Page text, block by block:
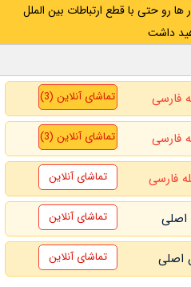
رو حتی با قطع ارتباطات بین الملل
داشت
فارسی تماشای آنلاین (3)
فارسی تماشای آنلاین (3)
فارسی تماشای آنلاین
تماشای آنلاین
تماشای آنلاین